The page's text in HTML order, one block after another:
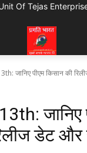
Of Tejas
जानिए पीएम किसान की
जानिए
डेट